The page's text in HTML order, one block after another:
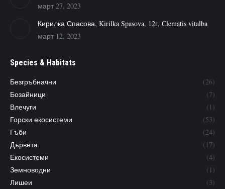
март 27, 2023
Кирилка Спасова, Kirilka Spasova, 12г, Clematis vitalba
март 12, 2023
Species & Habitats
Безгръбначни
(26)
Бозайници
(7)
Влечуги
(1)
Горски екосистеми
(53)
Гъби
(24)
Дървета
(17)
Екосистеми
(4)
Земноводни
(1)
Лишеи
(3)